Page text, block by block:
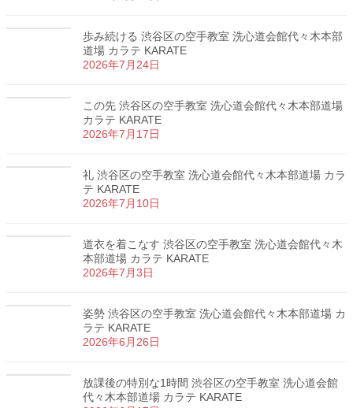
歩み続ける 渋谷区の空手教室 洗心道会館代々木本部
道場 カラテ KARATE
2026年7月24日
この先 渋谷区の空手教室 洗心道会館代々木本部道場
カラテ KARATE
2026年7月17日
礼 渋谷区の空手教室 洗心道会館代々木本部道場 カラ
テ KARATE
2026年7月10日
道衣を着こなす 渋谷区の空手教室 洗心道会館代々木
本部道場 カラテ KARATE
2026年7月3日
姿勢 渋谷区の空手教室 洗心道会館代々木本部道場 カ
ラテ KARATE
2026年6月26日
放課後の特別な1時間 渋谷区の空手教室 洗心道会館
代々木本部道場 カラテ KARATE